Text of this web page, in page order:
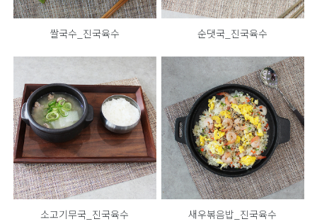
쌀국수_진국육수 순댓국_진국육수
소고기무국_진국육수 새우볶음밥_진국육수